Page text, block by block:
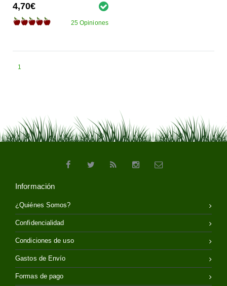
4,70€
25 Opiniones
1
Información
¿Quiénes Somos?
Confidencialidad
Condiciones de uso
Gastos de Envío
Formas de pago